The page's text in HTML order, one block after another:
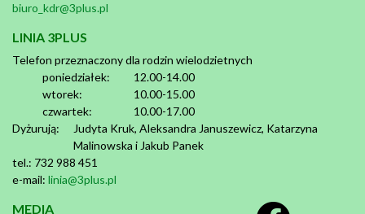
biuro_kdr@3plus.pl
LINIA 3PLUS
Telefon przeznaczony dla rodzin wielodzietnych
poniedziałek:
12.00-14.00
wtorek:
10.00-15.00
czwartek:
10.00-17.00
Dyżurują:
Judyta Kruk, Aleksandra Januszewicz, Katarzyna
Malinowska i Jakub Panek
tel.: 732 988 451
e-mail: linia@3plus.pl
MEDIA